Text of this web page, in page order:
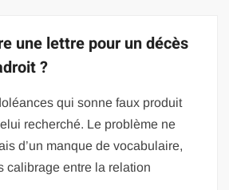
une lettre pour un décès
?
qui sonne faux produit
recherché. Le problème ne
d’un manque de vocabulaire,
calibrage entre la relation